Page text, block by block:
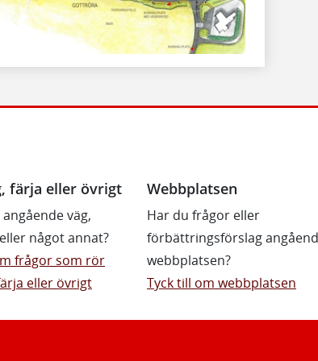
färja eller övrigt
väg,
något annat?
frågor som rör
eller övrigt
Webbplatsen
Har du frågor eller
förbättringsförslag
webbplatsen?
Tyck till om webbplatsen